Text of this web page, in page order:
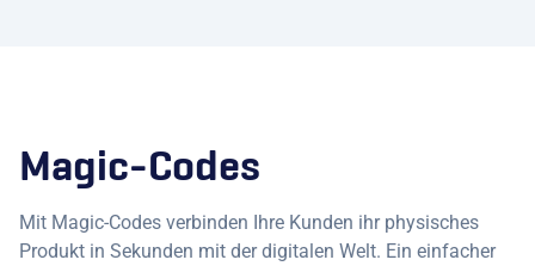
Magic-Codes
Mit Magic-Codes verbinden Ihre Kunden ihr physisches
Produkt in Sekunden mit der digitalen Welt. Ein einfacher